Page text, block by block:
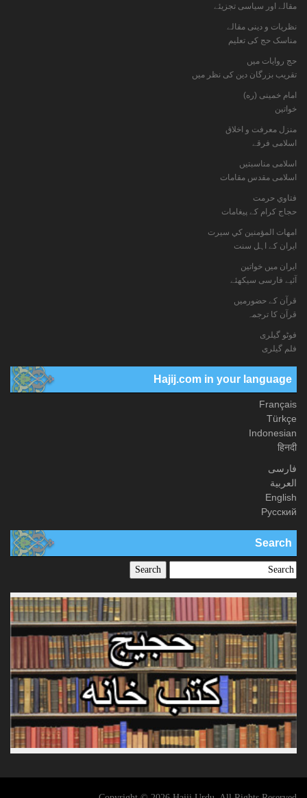
مقالے اور سیاسی تجزیئے
نظریات و دینی مقالے
مناسک حج کی تعلیم
حج روایات میں
تقریب بزرگان دین کی نظر میں
امام خمینی (ره)
خواتين
منزل معرفت و اخلاق
اسلامی فرقے
اسلامی مناسبتیں
اسلامی مقدس مقامات
فتاوي حرمت
حجاج کرام کے پیغامات
امهات المؤمنين كي سيرت
ایران کے اہل سنت
ایران میں خواتین
آئیے فارسی سیکھئے
قرآن کے حضورمیں
قرآن کا ترجمہ
فوٹو گيلری
فلم گیلری
Hajij.com in your language
Français
Türkçe
Indonesian
हिनदी
فارسی
العربیة
English
Русский
Search